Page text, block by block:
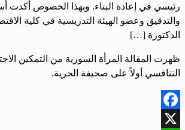
رئيسي في إعادة البناء. وبهذا الخصوص أكدت
والتدقيق وعضو الهيئة التدريسية في كلية
الدكتورة […]
ظهرت المقالة المرأة السورية من التمكين
التنافسي أولاً على صحيفة الحرية.
Facebook